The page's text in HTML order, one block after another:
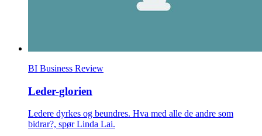
BI Business Review
Leder-glorien
Ledere dyrkes og beundres. Hva med alle de andre som
bidrar?, spør Linda Lai.